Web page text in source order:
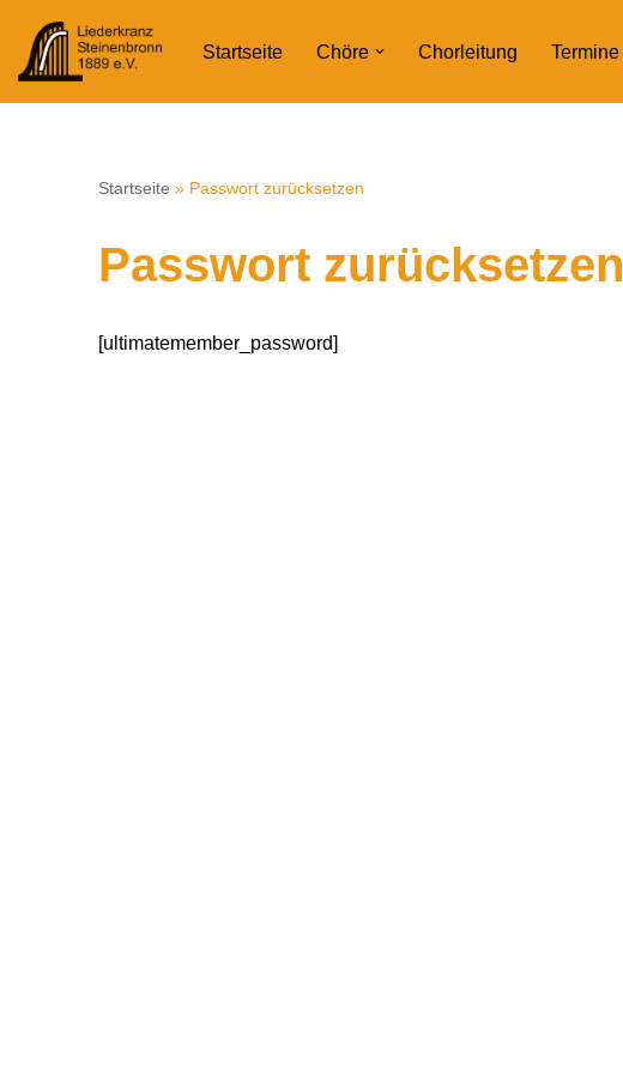
Zum
Inhalt
Startseite Chöre Chorleitung Termine
Startseite » Passwort zurücksetzen
Passwort zurücksetzen
[ultimatemember_password]